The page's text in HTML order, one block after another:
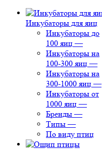
Инкубаторы для яиц
Инкубаторы до
100 яиц —
Инкубаторы на
100-300 яиц —
Инкубаторы на
300-1000 яиц —
Инкубаторы от
1000 яиц —
Бренды —
Типы —
По виду птиц